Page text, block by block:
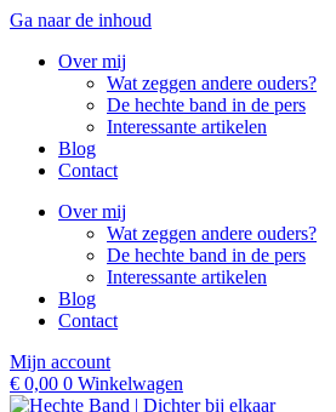
Ga naar de inhoud
Over mij
Wat zeggen andere ouders?
De hechte band in de pers
Interessante artikelen
Blog
Contact
Over mij
Wat zeggen andere ouders?
De hechte band in de pers
Interessante artikelen
Blog
Contact
Mijn account
€ 0,00 0 Winkelwagen